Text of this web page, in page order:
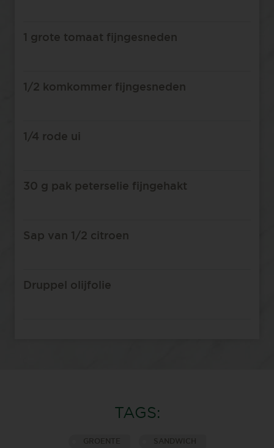
1 grote tomaat fijngesneden
1/2 komkommer fijngesneden
1/4 rode ui
30 g pak peterselie fijngehakt
Sap van 1/2 citroen
Druppel olijfolie
TAGS:
GROENTE SANDWICH